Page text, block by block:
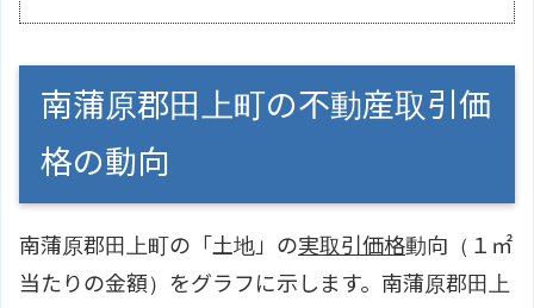
南蒲原郡田上町の不動産取引価
格の動向
南蒲原郡田上町の「土地」の実取引価格動向（１㎡
当たりの金額）をグラフに示します。南蒲原郡田上